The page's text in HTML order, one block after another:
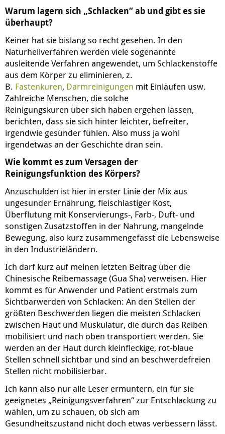
Warum lagern sich „Schlacken“ ab und gibt es sie
überhaupt?
Keiner hat sie bislang so recht gesehen. In den
Naturheilverfahren werden viele sogenannte
ausleitende Verfahren angewendet, um Schlackenstoffe
aus dem Körper zu eliminieren, z.
B. Fastenkuren, Darmreinigungen mit Einläufen usw.
Zahlreiche Menschen, die solche
Reinigungskuren über sich haben ergehen lassen,
berichten, dass sie sich hinter leichter, befreiter,
irgendwie gesünder fühlen. Also muss ja wohl
irgendetwas an der Geschichte dran sein.
Wie kommt es zum Versagen der
Reinigungsfunktion des Körpers?
Anzuschulden ist hier in erster Linie der Mix aus
ungesunder Ernährung, fleischlastiger Kost,
Überflutung mit Konservierungs-, Farb-, Duft- und
sonstigen Zusatzstoffen in der Nahrung, mangelnde
Bewegung, also kurz zusammengefasst die Lebensweise
in den Industrieländern.
Ich darf kurz auf meinen letzten Beitrag über die
Chinesische Reibemassage (Gua Sha) verweisen. Hier
kommt es für Anwender und Patient erstmals zum
Sichtbarwerden von Schlacken: An den Stellen der
größten Beschwerden liegen die meisten Schlacken
zwischen Haut und Muskulatur, die durch das Reiben
mobilisiert und nach oben transportiert werden. Sie
werden an der Haut durch kleinfleckige, rot-blaue
Stellen schnell sichtbar und sind an beschwerdefreien
Stellen nicht mobilisierbar.
Ich kann also nur alle Leser ermuntern, ein für sie
geeignetes „Reinigungsverfahren“ zur Entschlackung zu
wählen, um zu schauen, ob sich am
Gesundheitszustand nicht doch etwas verbessern lässt.